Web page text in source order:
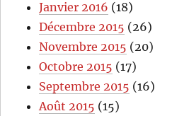
Janvier 2016 (18)
Décembre 2015 (26)
Novembre 2015 (20)
Octobre 2015 (17)
Septembre 2015 (16)
Août 2015 (15)